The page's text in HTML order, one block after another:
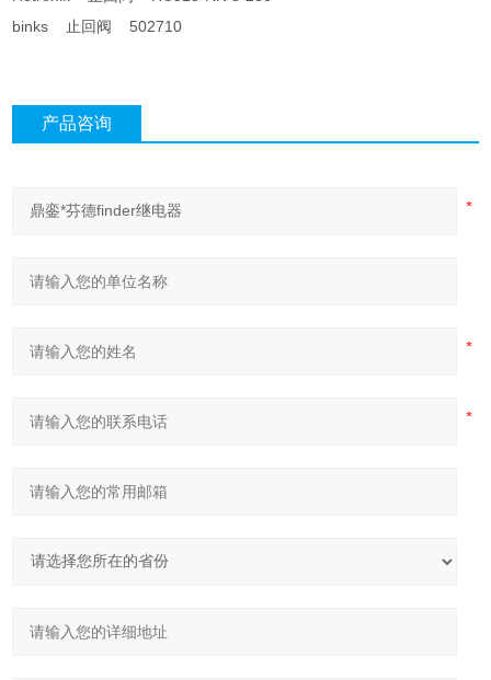
binks 止回阀 502710
产品咨询